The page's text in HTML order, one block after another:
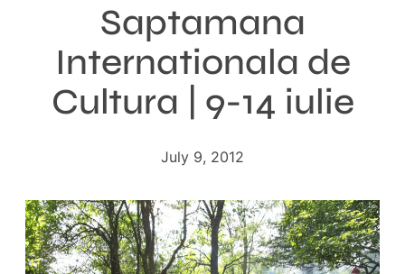
Saptamana
Internationala de
Cultura | 9-14 iulie
July 9, 2012